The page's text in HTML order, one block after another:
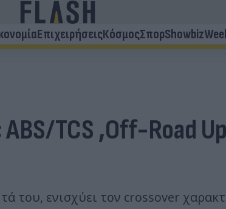
ΕπιχειρήσειςΚόσμοςΣπορShowbiz
TCS ,Off-Road
του, ενισχύει τον crossover